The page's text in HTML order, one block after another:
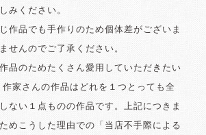
みください。
作品でも手作りのため個体差がございま
せんのでご了承ください。
品のためたくさん愛用していただきたい
家さんの作品はどれを１つとっても全
ない１点ものの作品です。上記につきま
めこうした理由での「当店不手際による